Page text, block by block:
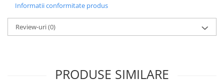
Informatii conformitate produs
Review-uri(0)
PRODUSE SIMILARE